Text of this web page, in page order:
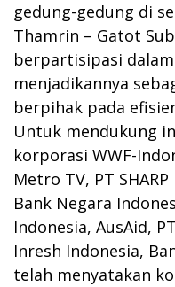
gedung-gedung di
Thamrin – Gatot
berpartisipasi
menjadikannya
berpihak pada
Untuk mendukung
korporasi WWF-
Metro TV, PT
Bank Negara
Indonesia, AusAid,
Inresh Indonesia,
telah menyatakan